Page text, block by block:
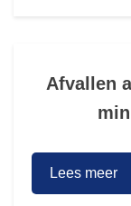
Afvallen
Lees meer